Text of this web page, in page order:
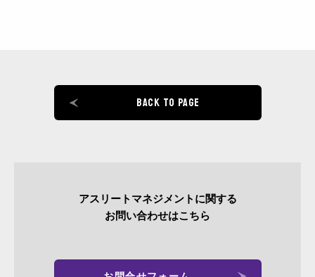
BACK TO PAGE
アスリートマネジメントに関する
お問い合わせはこちら